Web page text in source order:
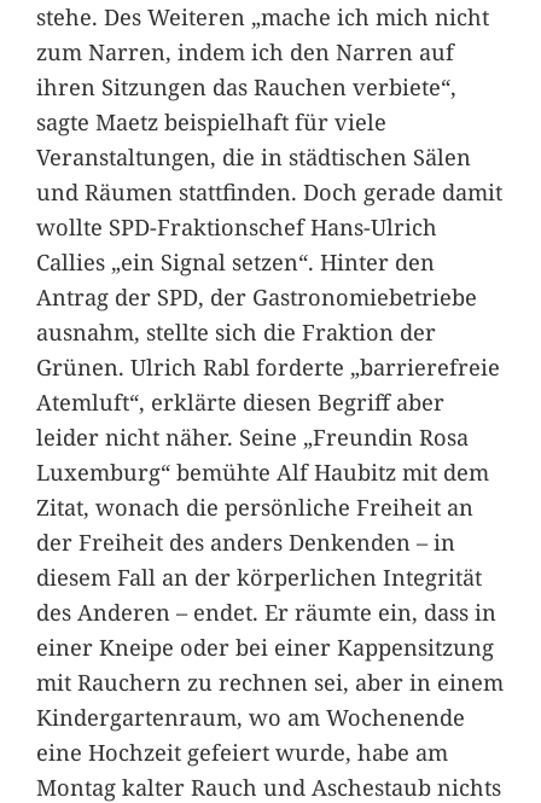
stehe. Des Weiteren „mache ich mich nicht
zum Narren, indem ich den Narren auf
ihren Sitzungen das Rauchen verbiete“,
sagte Maetz beispielhaft für viele
Veranstaltungen, die in städtischen Sälen
und Räumen stattfinden. Doch gerade damit
wollte SPD-Fraktionschef Hans-Ulrich
Callies „ein Signal setzen“. Hinter den
Antrag der SPD, der Gastronomiebetriebe
ausnahm, stellte sich die Fraktion der
Grünen. Ulrich Rabl forderte „barrierefreie
Atemluft“, erklärte diesen Begriff aber
leider nicht näher. Seine „Freundin Rosa
Luxemburg“ bemühte Alf Haubitz mit dem
Zitat, wonach die persönliche Freiheit an
der Freiheit des anders Denkenden – in
diesem Fall an der körperlichen Integrität
des Anderen – endet. Er räumte ein, dass in
einer Kneipe oder bei einer Kappensitzung
mit Rauchern zu rechnen sei, aber in einem
Kindergartenraum, wo am Wochenende
eine Hochzeit gefeiert wurde, habe am
Montag kalter Rauch und Aschestaub nichts